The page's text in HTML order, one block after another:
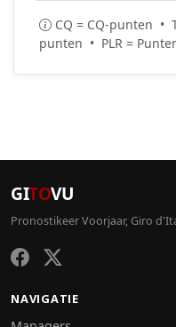
CQ = CQ-punten •
punten • PLR =
GITOVU
Pronostikeer Voorjaar, Giro
NAVIGATIE